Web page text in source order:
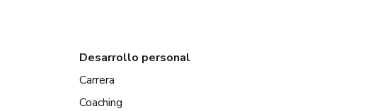
Desarrollo personal
Carrera
Coaching